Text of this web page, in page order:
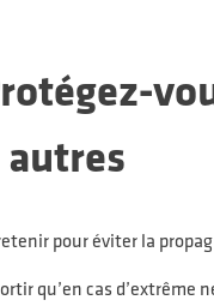
autres
pour éviter la
qu’en cas d’extrême